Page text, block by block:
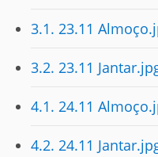
3.1. 23.11
3.2. 23.11
4.1. 24.11
4.2. 24.11